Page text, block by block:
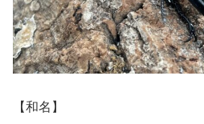
【和名】